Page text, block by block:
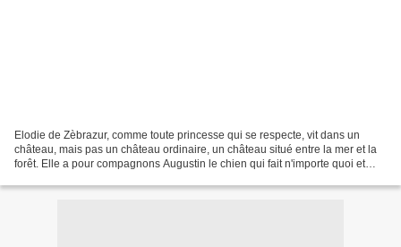
Elodie de Zèbrazur, comme toute princesse qui se respecte, vit dans un
château, mais pas un château ordinaire, un château situé entre la mer et la
forêt. Elle a pour compagnons Augustin le chien qui fait n'importe quoi et